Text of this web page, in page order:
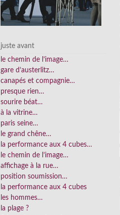
juste avant
le chemin de l’image…
gare d’austerlitz…
canapés et compagnie…
presque rien…
sourire béat…
à la vitrine…
paris seine…
le grand chêne…
la performance aux 4 cubes…
le chemin de l’image…
affichage à la rue…
position soumission…
la performance aux 4 cubes
les hommes…
la plage ?